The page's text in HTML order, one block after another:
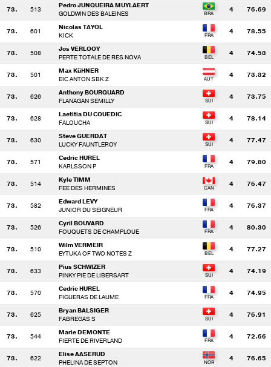
73. 513
Pedro JUNQUEIRA MUYLAERT
GOLDWIN DES BALEINES
4 76.69
73. 601
Nicolas TAYOL
KICK
4 78.55
73. 508
Jos VERLOOY
PERTE TOTALE DE RES NOVA
4 74.53
73. 501
Max KüHNER
EIC ANTON SBK Z
4 73.32
73. 626
Anthony BOURQUARD
FLANAGAN SEMILLY
4 73.75
73. 628
Laetitia DU COUEDIC
FALOUCHA
4 78.14
73. 630
Steve GUERDAT
LUCKY FAUNTLEROY
4 77.47
73. 571
Cedric HUREL
KARLSSON P
4 79.80
73. 514
Kyle TIMM
FEE DES HERMINES
4 76.47
73. 582
Edward LEVY
JUNIOR DU SEIGNEUR
4 76.37
73. 526
Cyril BOUVARD
FOUQUETS DE CHAMPLOUE
4 80.30
73. 510
Wilm VERMEIR
EYTUKA OF TWO NOTES Z
4 77.27
73. 633
Pius SCHWIZER
PINKY PIE DE LIBERSART
4 74.19
73. 570
Cedric HUREL
FIGUERAS DE LAUME
4 74.95
73. 625
Bryan BALSIGER
FABREGAS S
4 76.91
73. 544
Marie DEMONTE
FIERTE DE RIVERLAND
4 72.66
73. 622
Elise AASERUD
PHELINA DE SEPTON
4 76.65